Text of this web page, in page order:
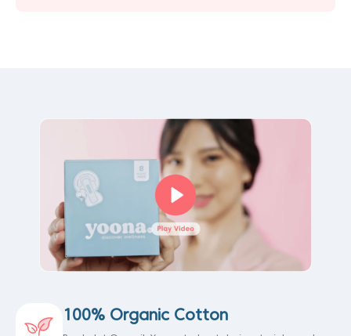
100% Organic Cotton